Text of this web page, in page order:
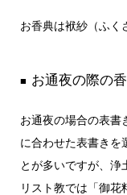
お香典は袱紗（ふく
■ お通夜の際の
お通夜の場合の表書
に合わせた表書きを
とが多いですが、浄
リスト教では「御